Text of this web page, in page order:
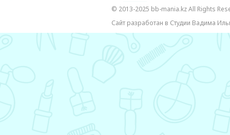
© 2013-2025 bb-mania.kz All Rights
Сайт разработан в Студии Вадима